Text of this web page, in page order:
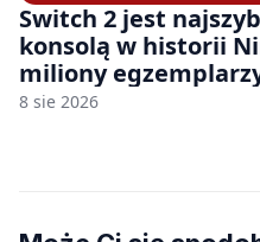
Switch 2 jest
konsolą w historii
miliony
8 sie 2026